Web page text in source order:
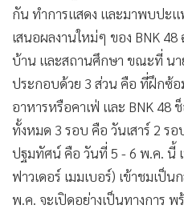
กัน ทำการแสดง และมาพบปะ
เสนอผลงานใหม่ๆ ของ BNK
บ้าน และสถานศึกษา ขณะที่ น
ประกอบด้วย 3 ส่วน คือ ที่ฝึกซ้อม
อาหารหรือคาเฟ่ และ BNK 48
ทั้งหมด 3 รอบ คือ วันเสาร์ 2 ร
ปฐมทัศน์ คือ วันที่ 5 - 6 พ.ค. นี้
ฟาวเดอร์ เมมเบอร์) เข้าชมเป็
พ.ค. จะเปิดอย่างเป็นทางการ พ